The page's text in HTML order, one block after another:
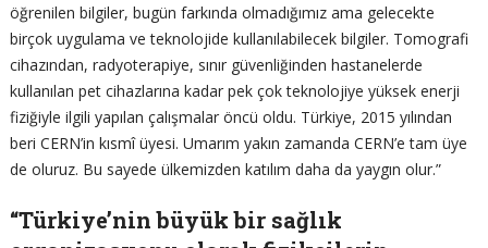
öğrenilen bilgiler, bugün farkında olmadığımız ama gelecekte
birçok uygulama ve teknolojide kullanılabilecek bilgiler. Tomografi
cihazından, radyoterapiye, sınır güvenliğinden hastanelerde
kullanılan pet cihazlarına kadar pek çok teknolojiye yüksek enerji
fiziğiyle ilgili yapılan çalışmalar öncü oldu. Türkiye, 2015 yılından
beri CERN’in kısmî üyesi. Umarım yakın zamanda CERN’e tam üye
de oluruz. Bu sayede ülkemizden katılım daha da yaygın olur.”
“Türkiye’nin büyük bir sağlık